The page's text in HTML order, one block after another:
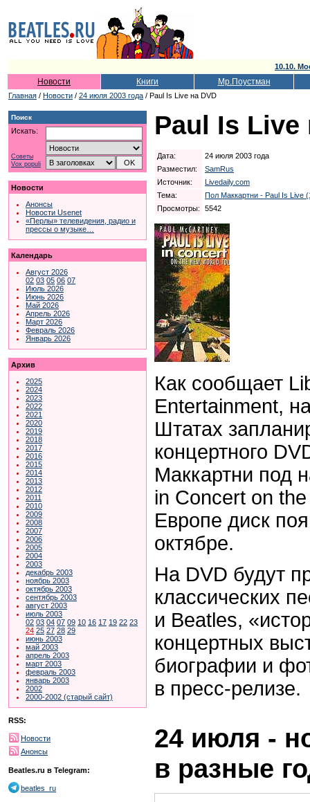
10.10.
Новости Книги Мр.Поустман
Главная / Новости / 24 июля 2003 года / Paul Is Live на DVD
Поиск
Искать:
Советы
Vox populi
Новости
Анонсы
Новости Usenet
«Перлы» телевидения, радио и
прессы о музыке…
Календарь
Август 2026
02 03 05 06 07
Июль 2026
Июнь 2026
Май 2026
Апрель 2026
Март 2026
Февраль 2026
Январь 2026
Архив
2025
2024
2023
2022
2021
2020
2019
2018
2017
2016
2015
2014
2013
2012
2011
2010
2009
2008
2007
2006
2005
2004
2003
декабрь 2003
ноябрь 2003
октябрь 2003
сентябрь 2003
август 2003
июль 2003
02 03 04 07 09 10 16 17 19 22 23
24 25 27 28 29
июнь 2003
май 2003
апрель 2003
март 2003
февраль 2003
январь 2003
2002
2000-2002 (старый сайт)
RSS:
Новости
Анонсы
Beatles.ru в Telegram:
beatles_ru
Paul Is Live
Дата:
24 июля 2003 года
Разместил:
SamRus
Источник:
Livedaily.com
Тема:
Пол Маккартни - Paul Is Live
Просмотры:
5542
Как сообщает
Entertainment,
Штатах
концертного
Маккартни под
in Concert on the
Европе диск
октябре.
На DVD будут
классических
и Beatles,
концертных
биографии и
в пресс-релизе.
24 июля -
в разные